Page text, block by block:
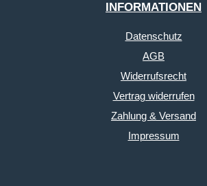
INFORMATIONEN
Datenschutz
AGB
Widerrufsrecht
Vertrag widerrufen
Zahlung & Versand
Impressum